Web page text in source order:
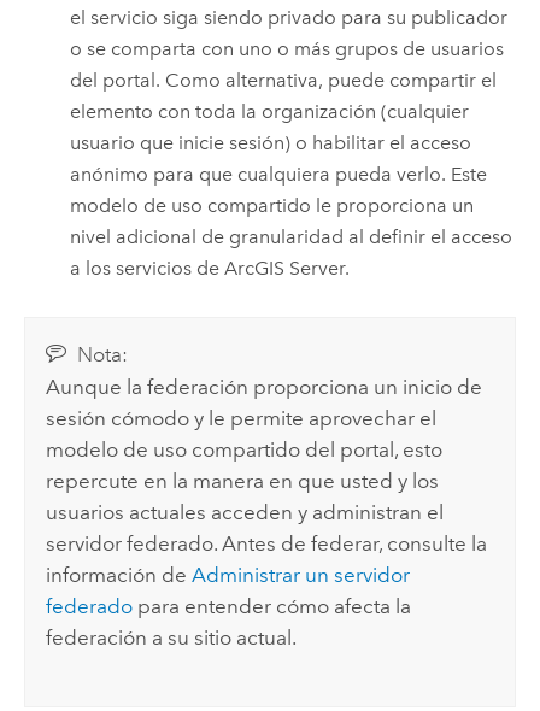
el servicio siga siendo privado para su publicador
o se comparta con uno o más grupos de usuarios
del portal. Como alternativa, puede compartir el
elemento con toda la organización (cualquier
usuario que inicie sesión) o habilitar el acceso
anónimo para que cualquiera pueda verlo. Este
modelo de uso compartido le proporciona un
nivel adicional de granularidad al definir el acceso
a los servicios deArcGIS Server.
Nota:
Aunque la federación proporciona un inicio de
sesión cómodo y le permite aprovechar el
modelo de uso compartido del portal, esto
repercute en la manera en que usted y los
usuarios actuales acceden y administran el
servidor federado. Antes de federar, consulte la
información deAdministrar un servidor
federado para entender cómo afecta la
federación a su sitio actual.